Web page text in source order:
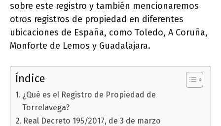
sobre este registro y también mencionaremos
otros registros de propiedad en diferentes
ubicaciones de España, como Toledo, A Coruña,
Monforte de Lemos y Guadalajara.
Índice
¿Qué es el Registro de Propiedad de
Torrelavega?
Real Decreto 195/2017, de 3 de marzo